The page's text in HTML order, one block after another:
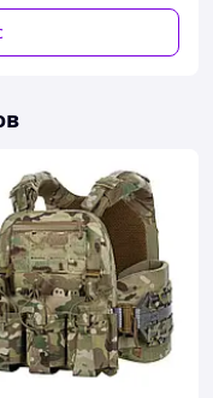
военного.
все
имеющие
обороны
продают в
в поле с
класса «из